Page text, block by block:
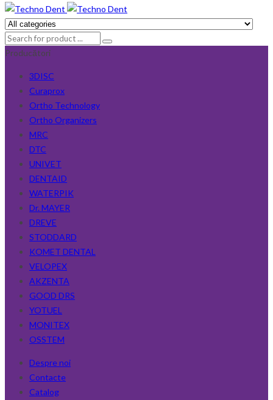
Producători
3DISC
Curaprox
Ortho Technology
Ortho Organizers
MRC
DTC
UNIVET
DENTAID
WATERPIK
Dr. MAYER
DREVE
STODDARD
KOMET DENTAL
VELOPEX
AKZENTA
GOOD DRS
YOTUEL
MONITEX
OSSTEM
Despre noi
Contacte
Catalog